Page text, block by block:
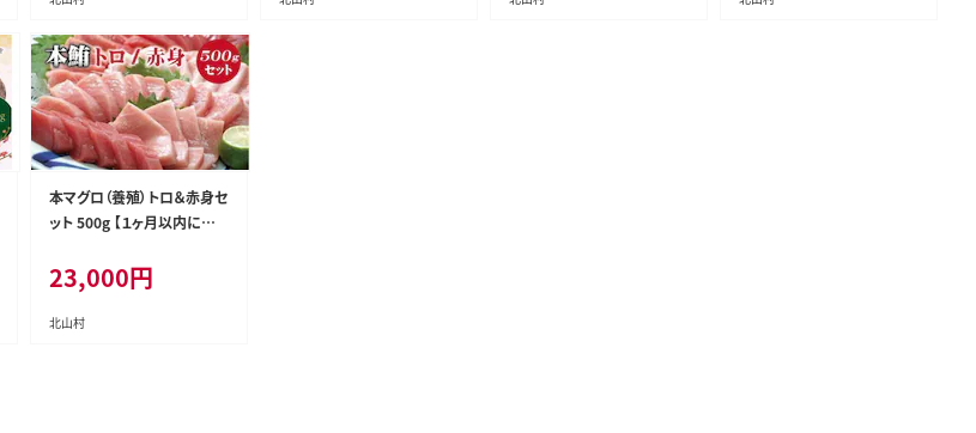
本マグロ（養殖）トロ＆赤身セ
ット 500g 【１ヶ月以内に順
トロ 赤身 柵【nks110D】
23,000円
北山村